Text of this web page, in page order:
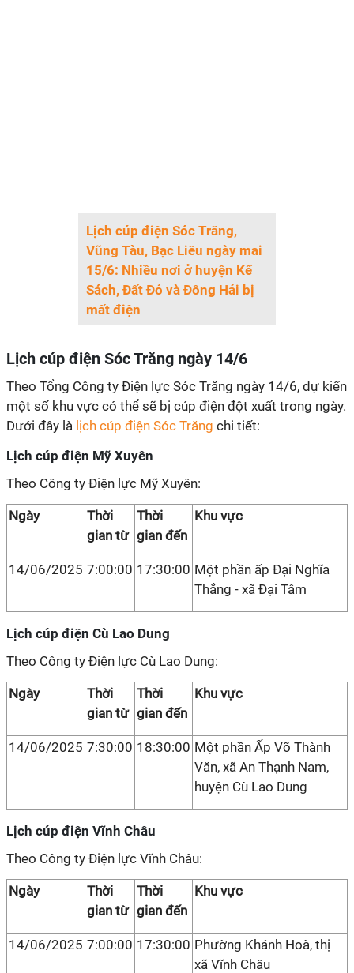
Lịch cúp điện Sóc Trăng,
Vũng Tàu, Bạc Liêu ngày mai
15/6: Nhiều nơi ở huyện Kế
Sách, Đất Đỏ và Đông Hải bị
mất điện
Lịch cúp điện Sóc Trăng ngày 14/6
Theo Tổng Công ty Điện lực Sóc Trăng ngày 14/6, dự kiến
một số khu vực có thể sẽ bị cúp điện đột xuất trong ngày.
Dưới đây là lịch cúp điện Sóc Trăng chi tiết:
Lịch cúp điện Mỹ Xuyên
Theo Công ty Điện lực Mỹ Xuyên:
Ngày
Thời
gian từ
Thời
gian đến
Khu vực
14/06/2025 7:00:00 17:30:00 Một phần ấp Đại Nghĩa
Thắng - xã Đại Tâm
Lịch cúp điện Cù Lao Dung
Theo Công ty Điện lực Cù Lao Dung:
Ngày
Thời
gian từ
Thời
gian đến
Khu vực
14/06/2025 7:30:00 18:30:00 Một phần Ấp Võ Thành
Văn, xã An Thạnh Nam,
huyện Cù Lao Dung
Lịch cúp điện Vĩnh Châu
Theo Công ty Điện lực Vĩnh Châu:
Ngày
Thời
gian từ
Thời
gian đến
Khu vực
14/06/2025 7:00:00 17:30:00 Phường Khánh Hoà, thị
xã Vĩnh Châu